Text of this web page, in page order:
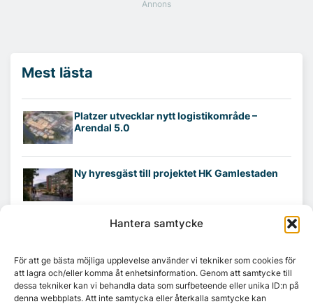
Hantera samtycke
För att ge bästa möjliga upplevelse använder vi tekniker som cookies för
att lagra och/eller komma åt enhetsinformation. Genom att samtycke till
dessa tekniker kan vi behandla data som surfbeteende eller unika ID:n på
denna webbplats. Att inte samtycka eller återkalla samtycke kan
Mest lästa
Platzer utvecklar nytt logistikområde –
Arendal 5.0
Ny hyresgäst till projektet HK Gamlestaden
7A återöppnar mötesvåning på Vasagatan
Tandem Health flyttar till Kungsgatan